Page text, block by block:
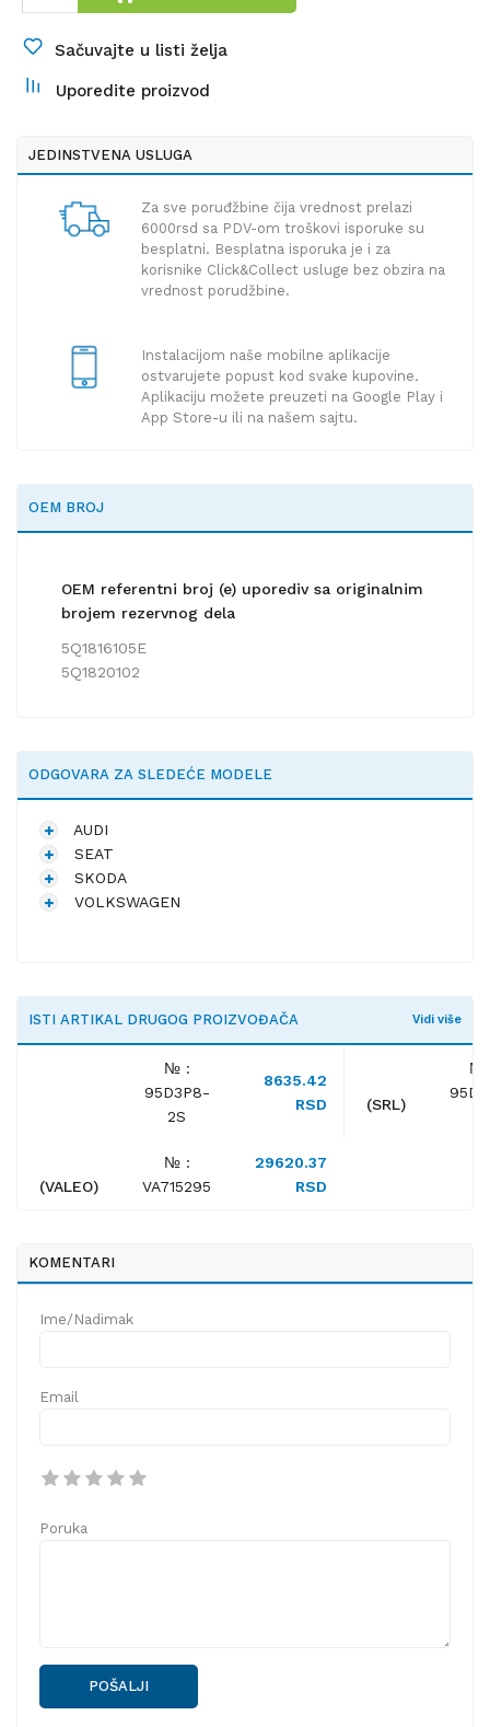
Sačuvajte u listi želja
Uporedite proizvod
JEDINSTVENA USLUGA
Za sve poruđžbine čija vrednost prelazi
6000rsd sa PDV-om troškovi isporuke su
besplatni. Besplatna isporuka je i za
korisnike Click&Collect usluge bez obzira na
vrednost porudžbine.
Instalacijom naše mobilne aplikacije
ostvarujete popust kod svake kupovine.
Aplikaciju možete preuzeti na Google Play i
App Store-u ili na našem sajtu.
OEM BROJ
OEM referentni broj (e) uporediv sa originalnim
brojem rezervnog dela
5Q1816105E
5Q1820102
ODGOVARA ZA SLEDEĆE MODELE
AUDI
SEAT
SKODA
VOLKSWAGEN
ISTI ARTIKAL DRUGOG PROIZVOĐAČA Vidi više
№ :
95D3P8-
2S
8635.42
RSD
(SRL)
№
(VALEO)
№ :
VA715295
29620.37
RSD
KOMENTARI
Ime/Nadimak
Email
Poruka
POŠALJI